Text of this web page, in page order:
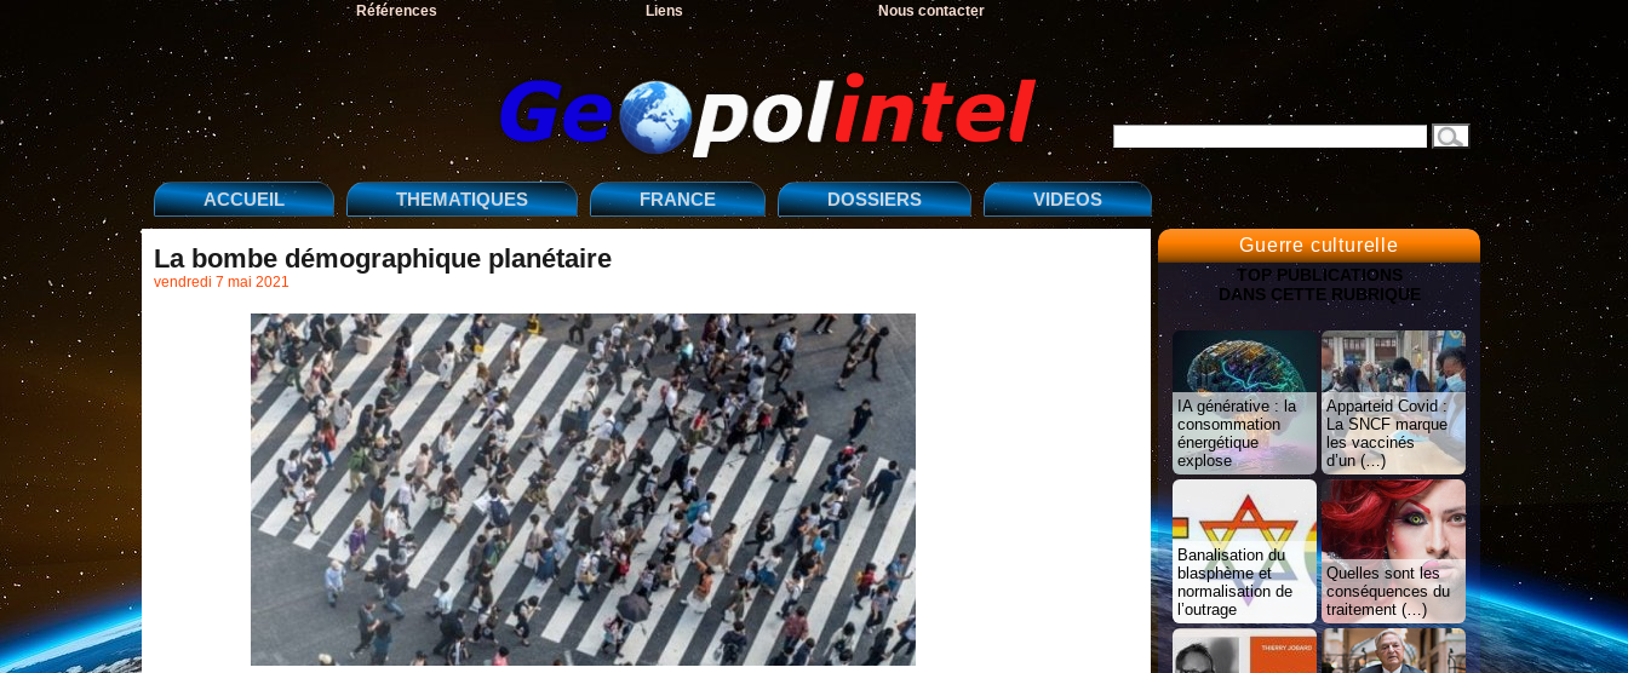
Références Liens Nous contacter
ACCUEIL THEMATIQUES FRANCE DOSSIERS VIDEOS
La bombe démographique planétaire
vendredi 7 mai 2021
Guerre culturelle
TOP PUBLICATIONS
DANS CETTE RUBRIQUE
IA générative : la
consommation
énergétique
explose
Apparteid Covid :
La SNCF marque
les vaccinés
d’un (…)
Banalisation du
blasphème et
normalisation de
l’outrage
Quelles sont les
conséquences du
traitement (…)